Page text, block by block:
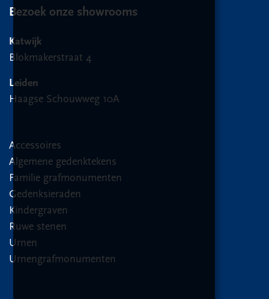
Bezoek onze showrooms
Katwijk
Blokmakerstraat 4
Leiden
Haagse Schouwweg 10A
Accessoires
Algemene gedenktekens
Familie grafmonumenten
Gedenksieraden
Kindergraven
Ruwe stenen
Urnen
Urnengrafmonumenten